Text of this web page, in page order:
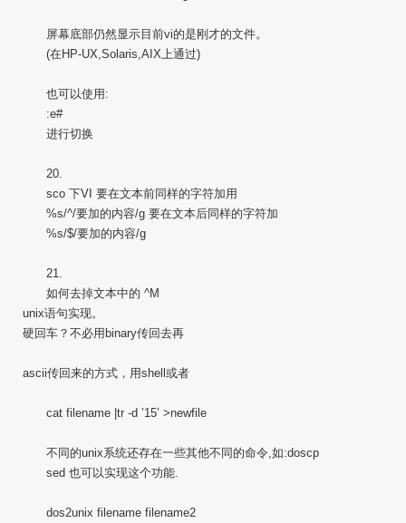
屏幕底部仍然显示目前vi的是刚才的文件。
(在HP-UX,Solaris,AIX上通过)
也可以使用:
:e#
进行切换
20.
sco 下VI 要在文本前同样的字符加用
%s/^/要加的内容/g 要在文本后同样的字符加
%s/$/要加的内容/g
21.
如何去掉文本中的 ^M
unix语句实现。
硬回车？不必用binary传回去再
ascii传回来的方式，用shell或者
cat filename |tr -d ’15’ >newfile
不同的unix系统还存在一些其他不同的命令,如:doscp
sed 也可以实现这个功能.
dos2unix filename filename2